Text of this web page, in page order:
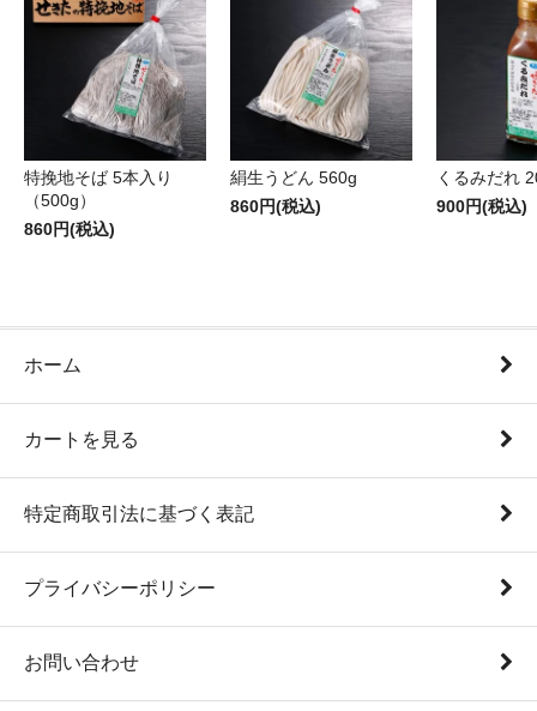
特挽地そば 5本入り
（500g）
860円(税込)
絹生うどん 560g
860円(税込)
くるみだれ
900円(税込)
ホーム
カートを見る
特定商取引法に基づく表記
プライバシーポリシー
お問い合わせ